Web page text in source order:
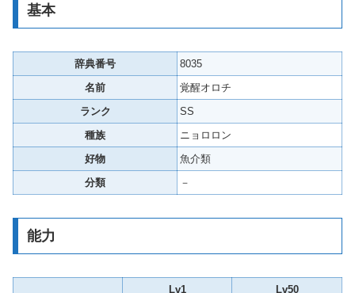
基本
辞典番号
8035
名前
覚醒オロチ
ランク
SS
種族
ニョロロン
好物
魚介類
分類
－
能力
Lv1 Lv50